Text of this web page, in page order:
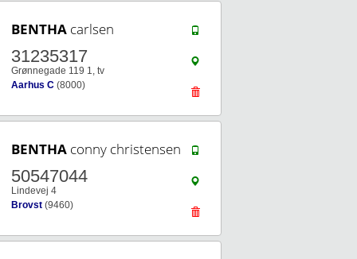
BENTHA carlsen
31235317
Grønnegade 119 1, tv
Aarhus C (8000)
BENTHA conny christensen
50547044
Lindevej 4
Brovst (9460)